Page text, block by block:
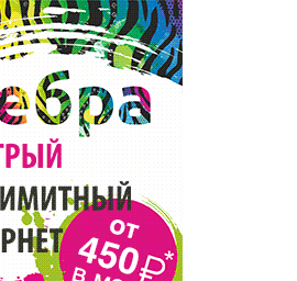
Торговля
Бизнес и финансы